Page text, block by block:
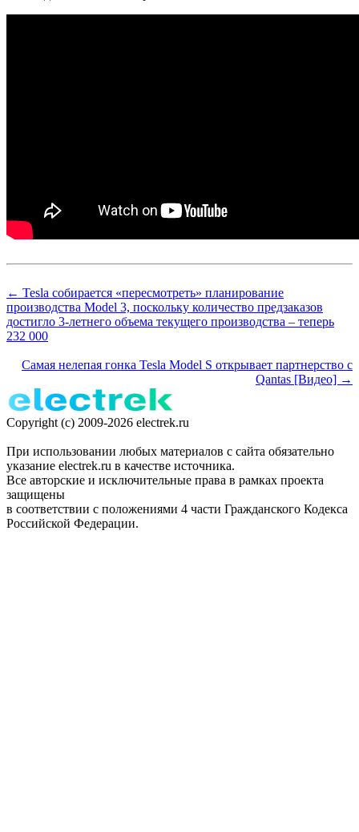
← Tesla собирается «пересмотреть» планирование
производства Model 3, поскольку количество предзаказов
достигло 3-летнего объема текущего производства – теперь
232 000
Самая нелепая гонка Tesla Model S открывает партнерство с
Qantas [Видео] →
Copyright (c) 2009-2026 electrek.ru
При использовании любых материалов с сайта обязательно
указание electrek.ru в качестве источника.
Все авторские и исключительные права в рамках проекта
защищены
в соответствии с положениями 4 части Гражданского Кодекса
Российской Федерации.